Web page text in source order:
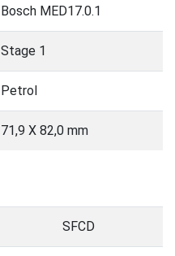
Bosch MED17.0.1
Stage 1
Petrol
71,9 X 82,0 mm
SFCD